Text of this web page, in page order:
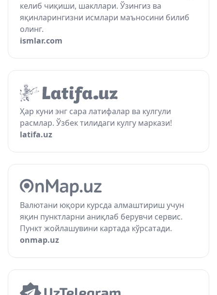
келиб чиқиши, шакллари. Ўзингиз ва
яқинларингизни исмлари маъносини билиб
олинг.
ismlar.com
Ҳар куни энг сара латифалар ва кулгули
расмлар. Ўзбек тилидаги кулгу маркази!
latifa.uz
Валютани юқори курсда алмаштириш учун
яқин пунктларни аниқлаб берувчи сервис.
Пункт жойлашувини картада кўрсатади.
onmap.uz